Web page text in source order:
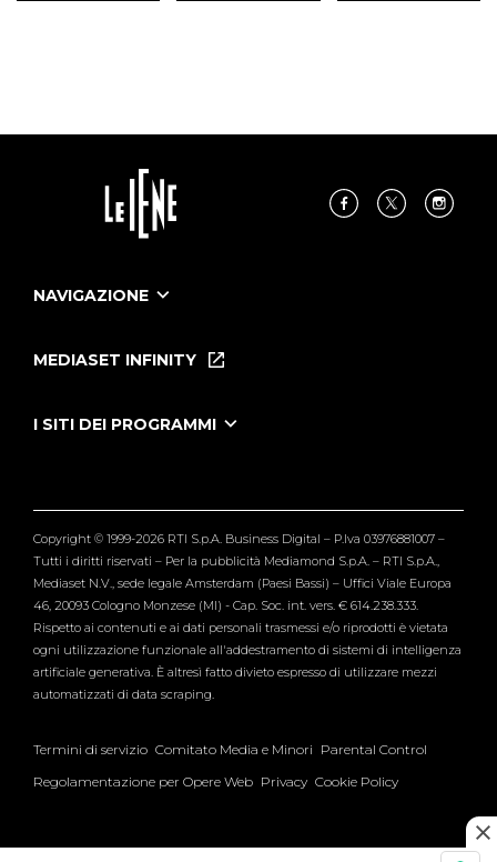
NAVIGAZIONE
Le Iene Presentano Inside
Tutti i servizi
MEDIASET INFINITY
I SITI DEI PROGRAMMI
Verissimo
Copyright © 1999-2026 RTI S.p.A. Business Digital – P.Iva 03976881007 –
Tutti i diritti riservati – Per la pubblicità Mediamond S.p.A. – RTI S.p.A.,
Mediaset N.V., sede legale Amsterdam (Paesi Bassi) – Uffici Viale Europa
46, 20093 Cologno Monzese (MI) - Cap. Soc. int. vers. € 614.238.333.
Rispetto ai contenuti e ai dati personali trasmessi e/o riprodotti è vietata
ogni utilizzazione funzionale all'addestramento di sistemi di intelligenza
artificiale generativa. È altresì fatto divieto espresso di utilizzare mezzi
automatizzati di data scraping.
Termini di servizio Comitato Media e Minori Parental Control
Regolamentazione per Opere Web Privacy Cookie Policy